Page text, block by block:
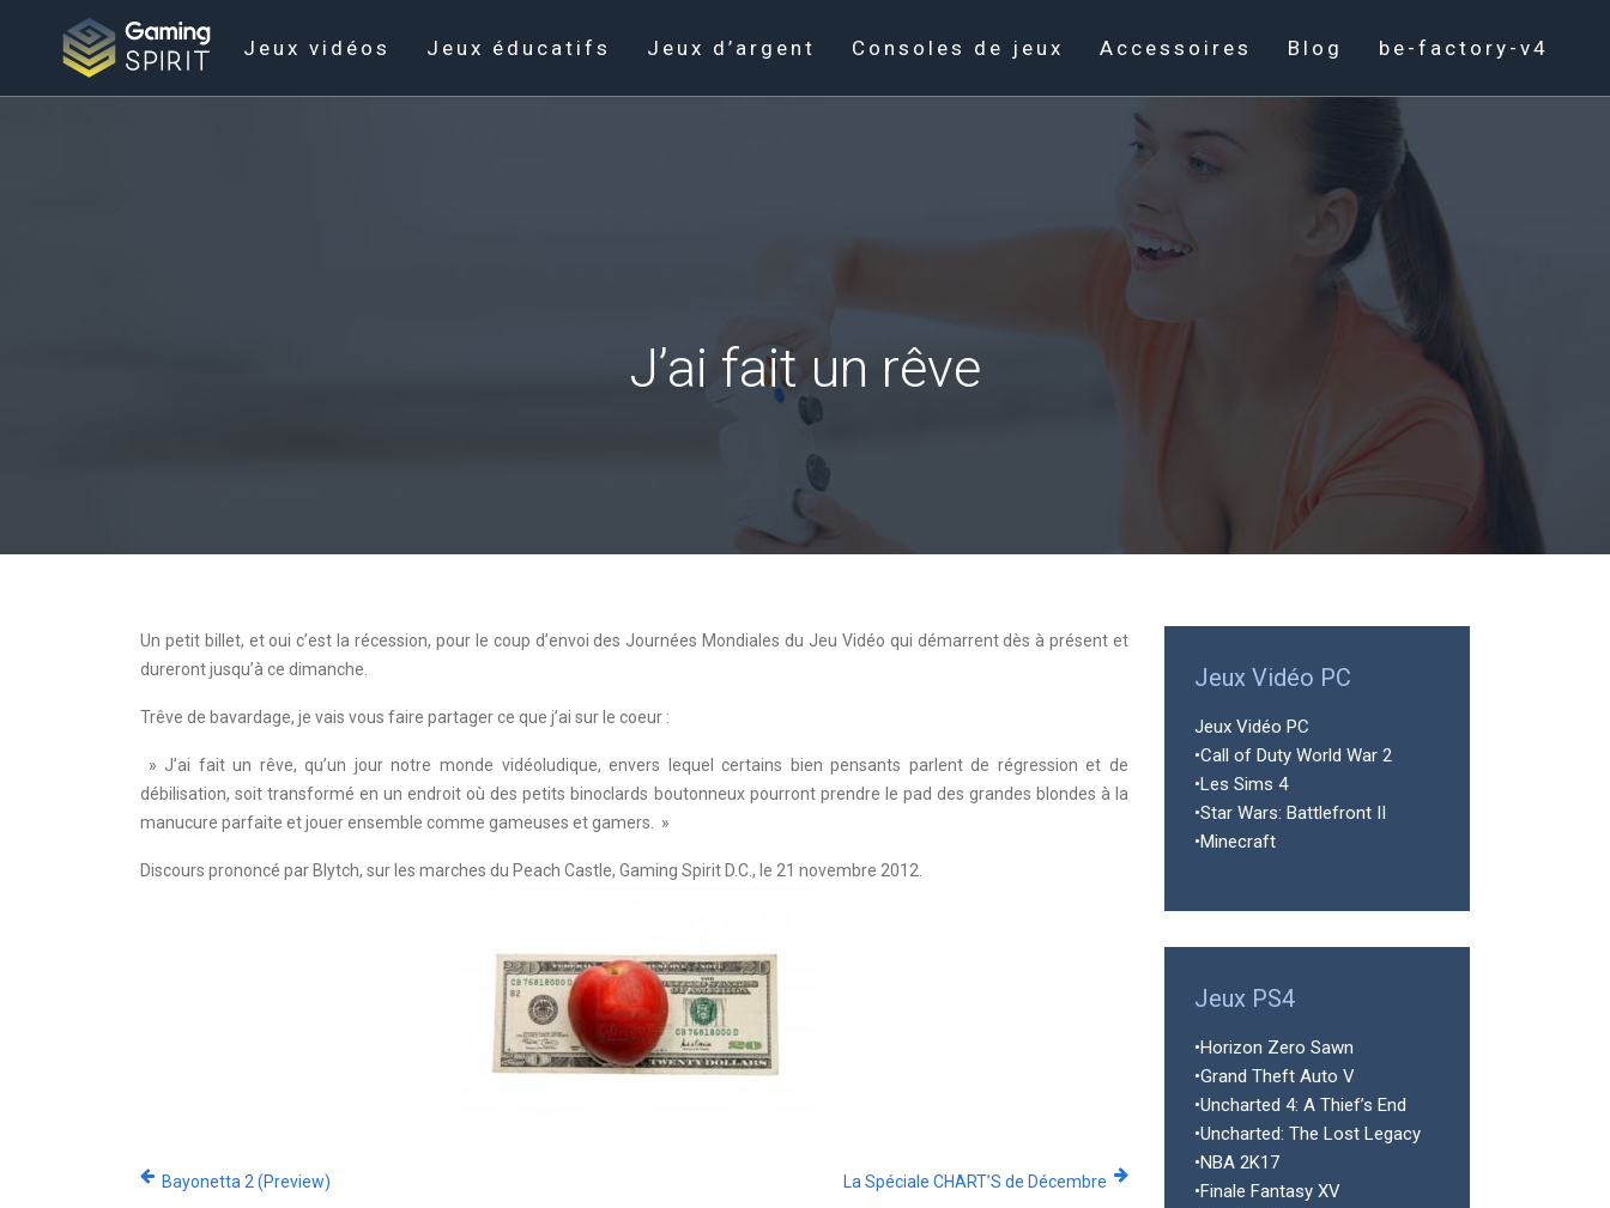
Jeux vidéos Jeux éducatifs Jeux d’argent Consoles de jeux Accessoires Blog be-factory-v4
J’ai fait un rêve
Un petit billet, et oui c’est la récession, pour le coup d’envoi des Journées Mondiales du Jeu Vidéo qui démarrent dès à présent et
dureront jusqu’à ce dimanche.
Trêve de bavardage, je vais vous faire partager ce que j’ai sur le coeur :
» J’ai fait un rêve, qu’un jour notre monde vidéoludique, envers lequel certains bien pensants parlent de régression et de
débilisation, soit transformé en un endroit où des petits binoclards boutonneux pourront prendre le pad des grandes blondes à la
manucure parfaite et jouer ensemble comme gameuses et gamers. »
Discours prononcé par Blytch, sur les marches du Peach Castle, Gaming Spirit D.C., le 21 novembre 2012.
Bayonetta 2 (Preview) La Spéciale CHART’S de Décembre
Jeux Vidéo PC
Jeux Vidéo PC
•Call of Duty World War 2
•Les Sims 4
•Star Wars: Battlefront II
•Minecraft
Jeux PS4
•Horizon Zero Sawn
•Grand Theft Auto V
•Uncharted 4: A Thief’s End
•Uncharted: The Lost Legacy
•NBA 2K17
•Finale Fantasy XV